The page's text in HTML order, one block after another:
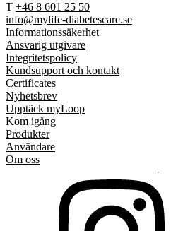
T +46 8 601 25 50
info@mylife-diabetescare.se
Informationssäkerhet
Ansvarig utgivare
Integritetspolicy
Kundsupport och kontakt
Certificates
Nyhetsbrev
Upptäck myLoop
Kom igång
Produkter
Användare
Om oss